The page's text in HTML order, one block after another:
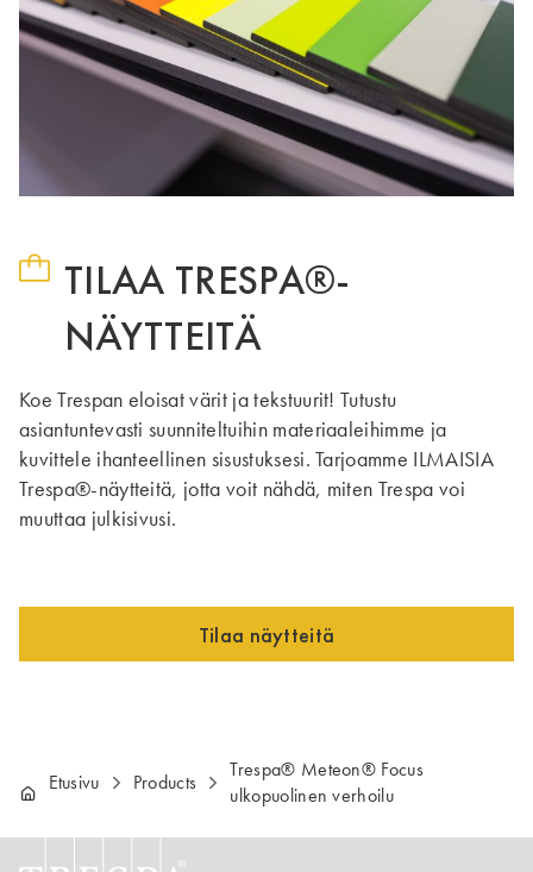
TILAA TRESPA®-
NÄYTTEITÄ
Koe Trespan eloisat värit ja tekstuurit! Tutustu
asiantuntevasti suunniteltuihin materiaaleihimme ja
kuvittele ihanteellinen sisustuksesi. Tarjoamme ILMAISIA
Trespa®-näytteitä, jotta voit nähdä, miten Trespa voi
muuttaa julkisivusi.
Tilaa näytteitä
Etusivu Products
Trespa® Meteon® Focus
ulkopuolinen verhoilu